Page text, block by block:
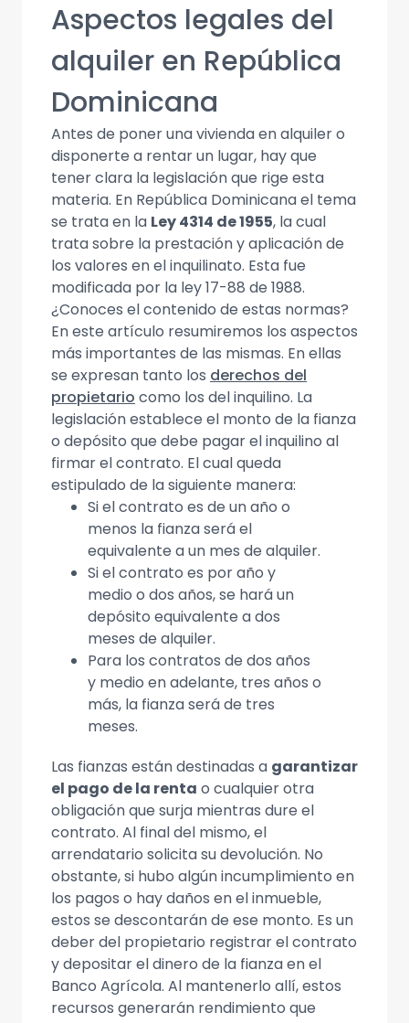
Aspectos legales del
alquiler en República
Dominicana
Antes de poner una vivienda en alquiler o
disponerte a rentar un lugar, hay que
tener clara la legislación que rige esta
materia. En República Dominicana el tema
se trata en la Ley 4314 de 1955, la cual
trata sobre la prestación y aplicación de
los valores en el inquilinato. Esta fue
modificada por la ley 17-88 de 1988.
¿Conoces el contenido de estas normas?
En este artículo resumiremos los aspectos
más importantes de las mismas. En ellas
se expresan tanto los derechos del
propietario como los del inquilino. La
legislación establece el monto de la fianza
o depósito que debe pagar el inquilino al
firmar el contrato. El cual queda
estipulado de la siguiente manera:
Si el contrato es de un año o
menos la fianza será el
equivalente a un mes de alquiler.
Si el contrato es por año y
medio o dos años, se hará un
depósito equivalente a dos
meses de alquiler.
Para los contratos de dos años
y medio en adelante, tres años o
más, la fianza será de tres
meses.
Las fianzas están destinadas a garantizar
el pago de la renta o cualquier otra
obligación que surja mientras dure el
contrato. Al final del mismo, el
arrendatario solicita su devolución. No
obstante, si hubo algún incumplimiento en
los pagos o hay daños en el inmueble,
estos se descontarán de ese monto. Es un
deber del propietario registrar el contrato
y depositar el dinero de la fianza en el
Banco Agrícola. Al mantenerlo allí, estos
recursos generarán rendimiento que